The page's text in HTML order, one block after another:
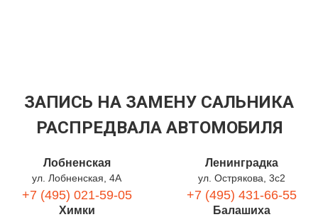
ЗАПИСЬ НА ЗАМЕНУ САЛЬНИКА
РАСПРЕДВАЛА АВТОМОБИЛЯ
Лобненская
ул. Лобненская, 4А
+7 (495) 021-59-05
Ленинградка
ул. Острякова, 3с2
+7 (495) 431-66-55
Химки Балашиха